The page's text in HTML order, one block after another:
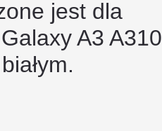
jest dla
A3 A310